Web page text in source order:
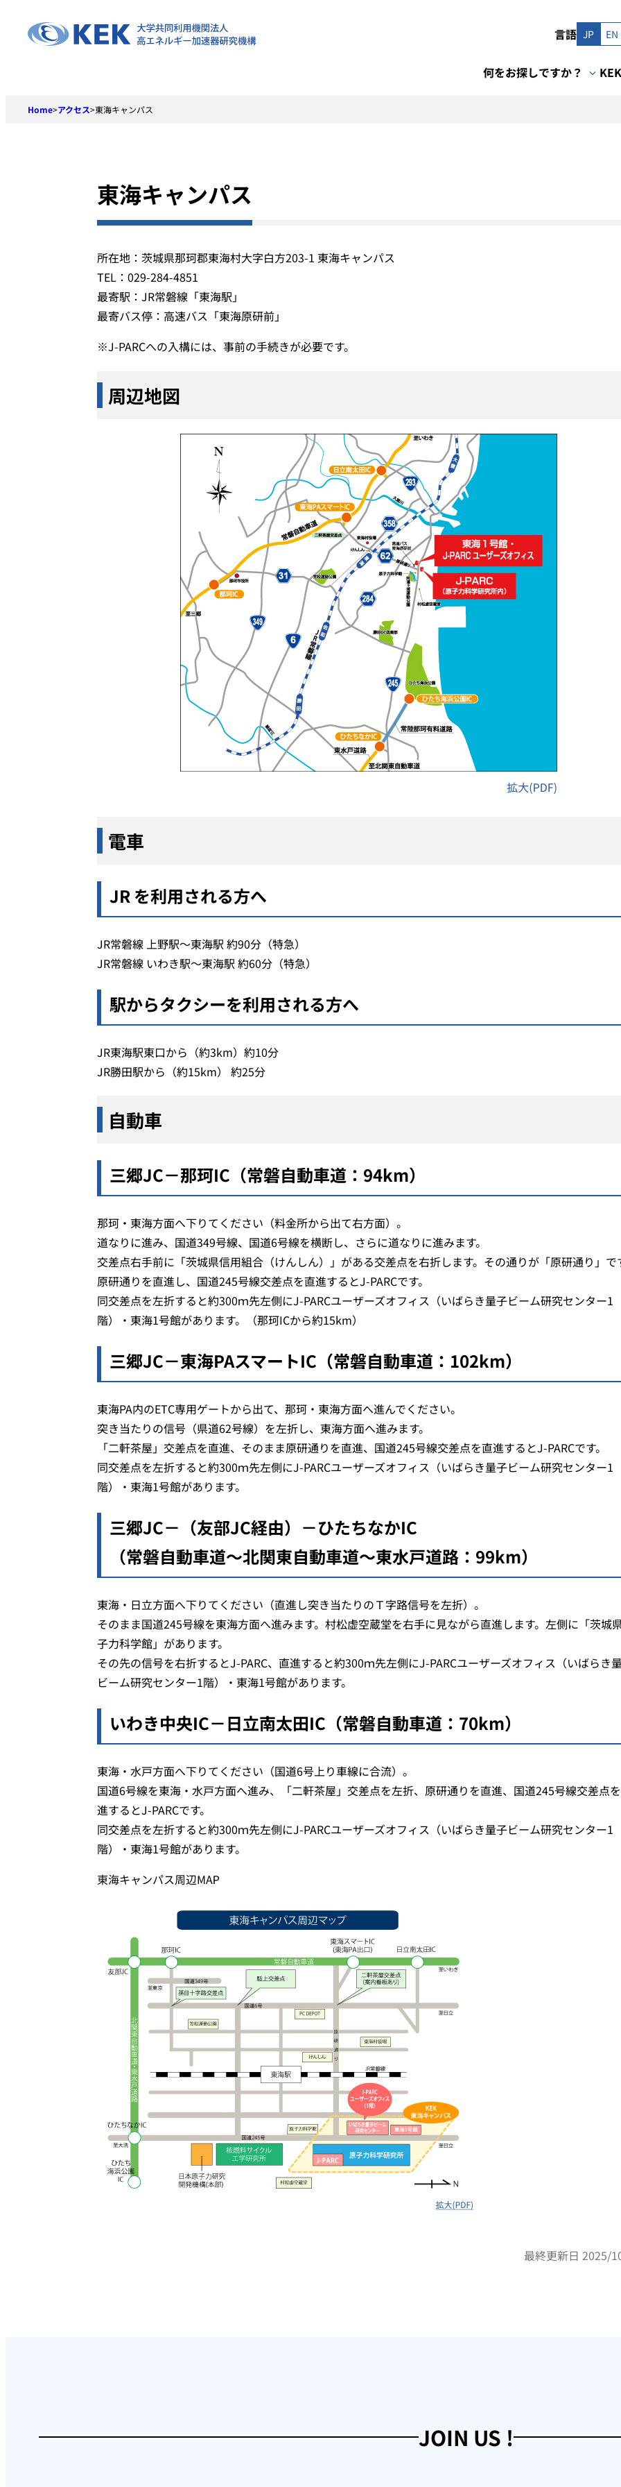
言語 JP EN
何をお探しですか？
Home>アクセス>東海キャンパス
東海キャンパス
所在地：茨城県那珂郡東海村大字白方203-1 東海キャンパス
TEL：029-284-4851
最寄駅：JR常磐線「東海駅」
最寄バス停：高速バス「東海原研前」
※J-PARCへの入構には、事前の手続きが必要です。
周辺地図
電車
JR を利用される方へ
JR常磐線 上野駅～東海駅 約90分（特急）
JR常磐線 いわき駅～東海駅 約60分（特急）
駅からタクシーを利用される方へ
JR東海駅東口から（約3km）約10分
JR勝田駅から（約15km） 約25分
自動車
三郷JC－那珂IC（常磐自動車道：94km）
那珂・東海方面へ下りてください（料金所から出て右方面）。
道なりに進み、国道349号線、国道6号線を横断し、さらに道なりに進みます。
交差点右手前に「茨城県信用組合（けんしん）」がある交差点を右折します。その通りが「原研通り」で
原研通りを直進し、国道245号線交差点を直進するとJ-PARCです。
同交差点を左折すると約300ｍ先左側にJ-PARCユーザーズオフィス（いばらき量子ビーム研究センター1
階）・東海1号館があります。（那珂ICから約15km）
三郷JC－東海PAスマートIC（常磐自動車道：102km）
東海PA内のETC専用ゲートから出て、那珂・東海方面へ進んでください。
突き当たりの信号（県道62号線）を左折し、東海方面へ進みます。
「二軒茶屋」交差点を直進、そのまま原研通りを直進、国道245号線交差点を直進するとJ-PARCです。
同交差点を左折すると約300ｍ先左側にJ-PARCユーザーズオフィス（いばらき量子ビーム研究センター1
階）・東海1号館があります。
三郷JC－（友部JC経由）－ひたちなかIC
（常磐自動車道～北関東自動車道～東水戸道路：99km）
東海・日立方面へ下りてください（直進し突き当たりのＴ字路信号を左折）。
そのまま国道245号線を東海方面へ進みます。村松虚空蔵堂を右手に見ながら直進します。左側に「茨城
子力科学館」があります。
その先の信号を右折するとJ-PARC、直進すると約300ｍ先左側にJ-PARCユーザーズオフィス（いばらき
ビーム研究センター1階）・東海1号館があります。
いわき中央IC－日立南太田IC（常磐自動車道：70km）
東海・水戸方面へ下りてください（国道6号上り車線に合流）。
国道6号線を東海・水戸方面へ進み、「二軒茶屋」交差点を左折、原研通りを直進、国道245号線交差点
進するとJ-PARCです。
同交差点を左折すると約300ｍ先左側にJ-PARCユーザーズオフィス（いばらき量子ビーム研究センター1
階）・東海1号館があります。
最終更新日 2025/
JOIN US !